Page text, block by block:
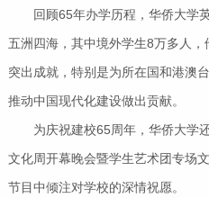
回顾65年办学历程，华侨大学英
五洲四海，其中境外学生8万多人
突出成就，特别是为所在国和港澳
推动中国现代化建设做出贡献。
为庆祝建校65周年，华侨大学还
文化周开幕晚会暨学生艺术团专场
节目中倾注对学校的深情祝愿。